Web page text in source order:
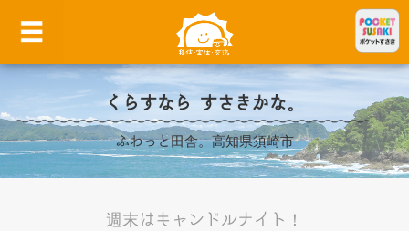
くらすなら すさきかな。
ふわっと田舎。高知県須崎市
週末はキャンドルナイト！